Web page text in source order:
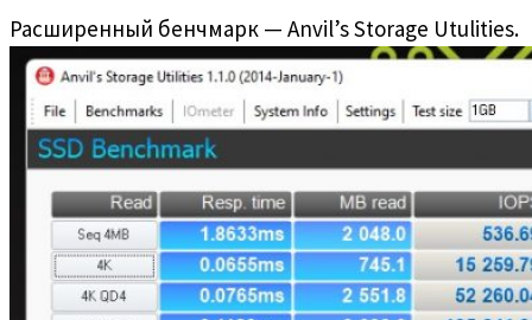
Расширенный бенчмарк — Anvil’s Storage Utulities.